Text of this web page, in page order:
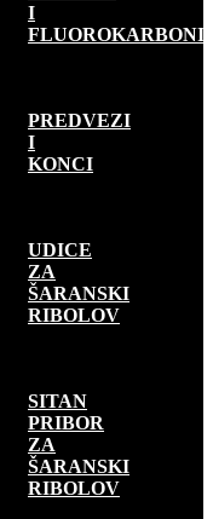
I
FLUOROKARBONI
PREDVEZI
I
KONCI
UDICE
ZA
ŠARANSKI
RIBOLOV
SITAN
PRIBOR
ZA
ŠARANSKI
RIBOLOV